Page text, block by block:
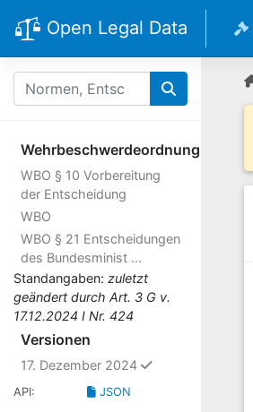
Open Legal Data
Wehrbeschwerdeordnung
WBO § 10 Vorbereitung
der Entscheidung
WBO
WBO § 21 Entscheidungen
des Bundesminist ...
Standangaben: zuletzt
geändert durch Art. 3 G v.
17.12.2024 I Nr. 424
Versionen
17. Dezember 2024 ausgewählt
API: JSON